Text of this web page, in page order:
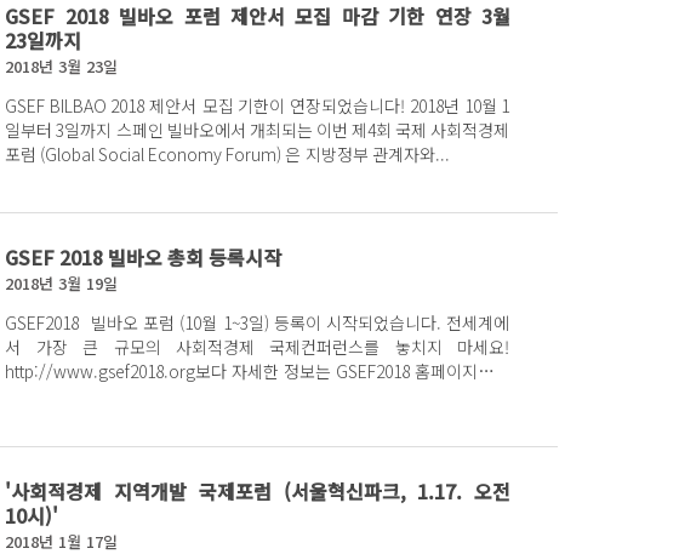
GSEF 2018 빌바오 포럼 제안서 모집 마감 기한 연장 3월
23일까지
2018년 3월 23일
GSEF BILBAO 2018 제안서 모집 기한이 연장되었습니다! 2018년 10월 1
일부터 3일까지 스페인 빌바오에서 개최되는 이번 제4회 국제 사회적경제
포럼 (Global Social Economy Forum) 은 지방정부 관계자와...
GSEF 2018 빌바오 총회 등록시작
2018년 3월 19일
GSEF2018 빌바오 포럼 (10월 1~3일) 등록이 시작되었습니다. 전세계에
서 가장 큰 규모의 사회적경제 국제컨퍼런스를 놓치지 마세요!
http://www.gsef2018.org보다 자세한 정보는 GSEF2018 홈페이지에서
'사회적경제 지역개발 국제포럼 (서울혁신파크, 1.17. 오전
10시)'
2018년 1월 17일